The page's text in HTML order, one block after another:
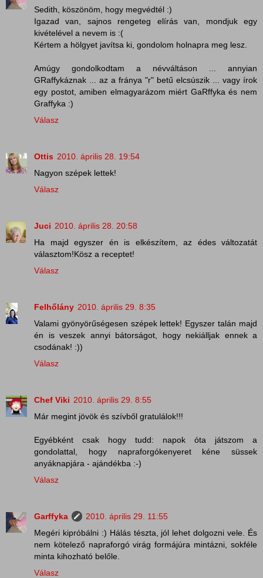
Sedith, köszönöm, hogy megvédtél :)
Igazad van, sajnos rengeteg elírás van, mondjuk egy
kivételével a nevem is :(
Kértem a hölgyet javítsa ki, gondolom holnapra meg lesz.
Amúgy gondolkodtam a névváltáson ... annyian
GRaffykáznak ... az a fránya "r" betű elcsúszik ... vagy írok
egy postot, amiben elmagyarázom miért GaRffyka és nem
Graffyka :)
Válasz
Ottis 2010. április 28. 19:54
Nagyon szépek lettek!
Válasz
Juci 2010. április 28. 20:58
Ha majd egyszer én is elkészítem, az édes változatát
választom!Kösz a receptet!
Válasz
Felhőlány 2010. április 29. 8:35
Valami gyönyörűségesen szépek lettek! Egyszer talán majd
én is veszek annyi bátorságot, hogy nekiálljak ennek a
csodának! :))
Válasz
Chef Viki 2010. április 29. 8:55
Már megint jövök és szívből gratulálok!!!
Egyébként csak hogy tudd: napok óta játszom a
gondolattal, hogy napraforgókenyeret kéne süssek
anyáknapjára - ajándékba :-)
Válasz
Garffyka
2010. április 29. 11:55
Megéri kipróbálni :) Hálás tészta, jól lehet dolgozni vele. És
nem kötelező napraforgó virág formájúra mintázni, sokféle
minta kihozható belőle.
Válasz